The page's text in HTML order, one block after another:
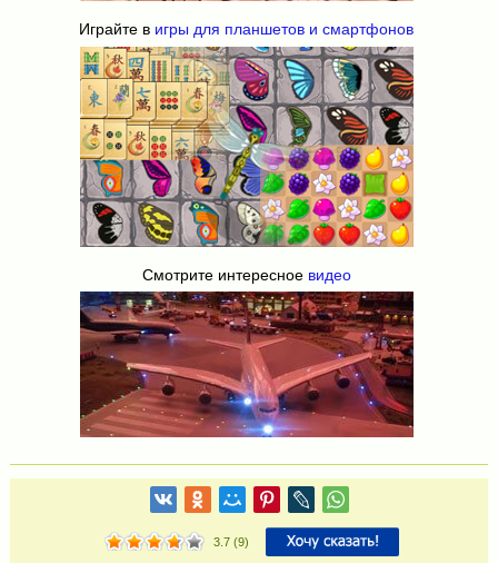
Играйте в игры для планшетов и смартфонов
Смотрите интересное видео
3.7(9)